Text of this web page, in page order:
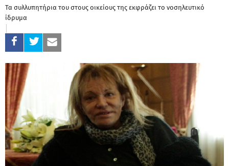
Τα συλλυπητήρια του στους οικείους της εκφράζει το νοσηλευτικό
ίδρυμα